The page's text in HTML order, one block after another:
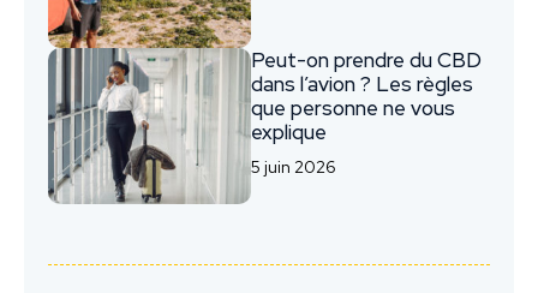
Peut-on prendre du CBD
dans l’avion ? Les règles
que personne ne vous
explique
5 juin 2026